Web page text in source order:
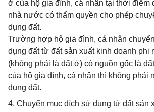
ở của hộ gia đình, cá nhân tại thời điểm
nhà nước có thẩm quyền cho phép
dụng đất.
Trường hợp hộ gia đình, cá nhân
dụng đất từ đất sản xuất kinh doanh phi
(không phải là đất ở) có nguồn gốc là
của hộ gia đình, cá nhân thì không phải
dụng đất.
4. Chuyển mục đích sử dụng từ đất sản